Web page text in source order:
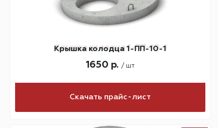
Крышка колодца 1-ПП-10-1
1650 р. / шт
Скачать прайс-лист